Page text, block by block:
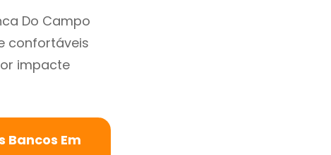
Do Campo
confortáveis
impacte
Bancos Em